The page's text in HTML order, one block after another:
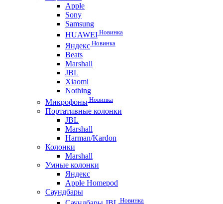
Apple
Sony
Samsung
HUAWEI Новинка
Яндекс Новинка
Beats
Marshall
JBL
Xiaomi
Nothing
Микрофоны Новинка
Портативные колонки
JBL
Marshall
Harman/Kardon
Колонки
Marshall
Умные колонки
Яндекс
Apple Homepod
Саундбары
Новинка